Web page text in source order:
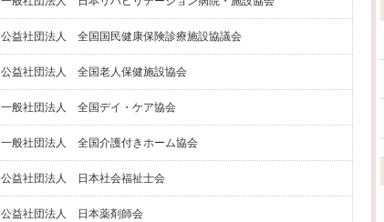
公益社団法人 全国国民健康保険診療施設協議会
公益社団法人 全国老人保健施設協会
一般社団法人 全国デイ・ケア協会
一般社団法人 全国介護付きホーム協会
公益社団法人 日本社会福祉士会
公益社団法人 日本薬剤師会